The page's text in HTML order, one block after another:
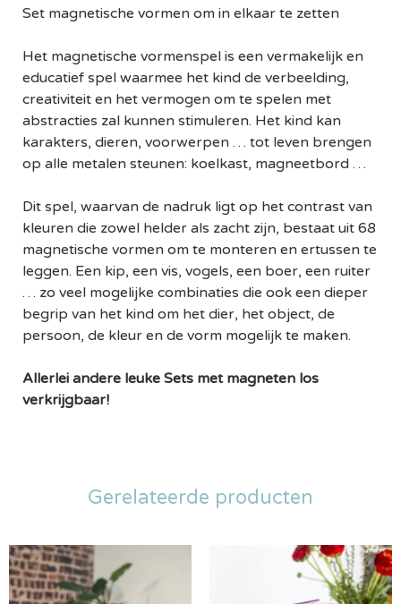
Set magnetische vormen om in elkaar te zetten
Het magnetische vormenspel is een vermakelijk en
educatief spel waarmee het kind de verbeelding,
creativiteit en het vermogen om te spelen met
abstracties zal kunnen stimuleren. Het kind kan
karakters, dieren, voorwerpen … tot leven brengen
op alle metalen steunen: koelkast, magneetbord …
Dit spel, waarvan de nadruk ligt op het contrast van
kleuren die zowel helder als zacht zijn, bestaat uit 68
magnetische vormen om te monteren en ertussen te
leggen. Een kip, een vis, vogels, een boer, een ruiter
… zo veel mogelijke combinaties die ook een dieper
begrip van het kind om het dier, het object, de
persoon, de kleur en de vorm mogelijk te maken.
Allerlei andere leuke Sets met magneten los
verkrijgbaar!
Gerelateerde producten